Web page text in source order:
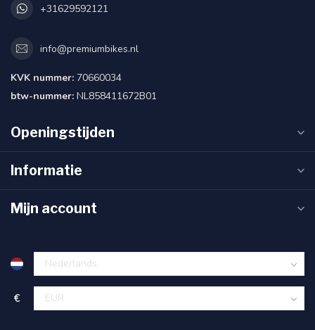
+31629592121
info@premiumbikes.nl
KVK nummer: 70660034
btw-nummer: NL858411672B01
Openingstijden
Informatie
Mijn account
€